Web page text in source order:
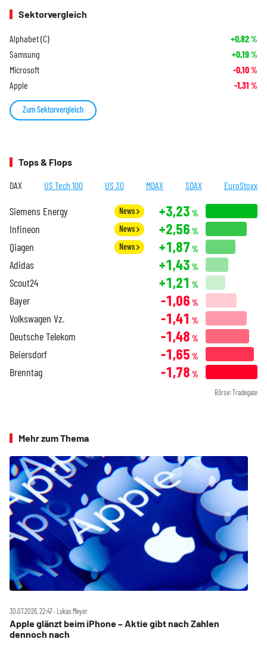
Sektorvergleich
Alphabet (C) +0,82%
Samsung +0,19%
Microsoft -0,10%
Apple -1,31 %
Zum Sektorvergleich
Tops & Flops
DAX US Tech 100 US 30 MDAX SDAX EuroStoxx
Siemens Energy News +3,23 %
Infineon News +2,56 %
Qiagen News +1,87 %
Adidas +1,43 %
Scout24 +1,21 %
Bayer -1,06 %
Volkswagen Vz. -1,41 %
Deutsche Telekom -1,48 %
Beiersdorf -1,65 %
Brenntag -1,78 %
Börse: Tradegate
Mehr zum Thema
30.07.2026, 22:47 ‧ Lukas Meyer
Apple glänzt beim iPhone – Aktie gibt nach Zahlen
dennoch nach